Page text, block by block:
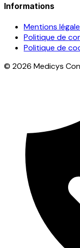
Informations
Mentions
Politique de
Politique de
© 2026 Medicys